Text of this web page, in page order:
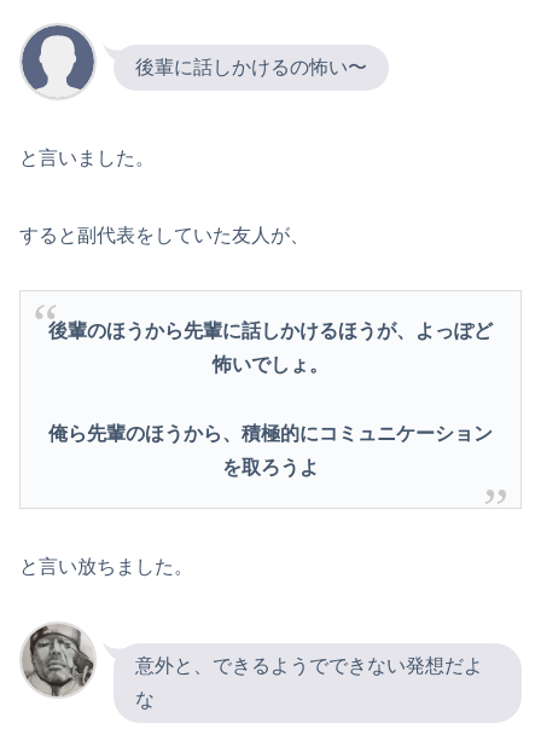
後輩に話しかけるの怖い〜
と言いました。
すると副代表をしていた友人が、
後輩のほうから先輩に話しかけるほうが、よっぽど
怖いでしょ。
俺ら先輩のほうから、積極的にコミュニケーション
を取ろうよ
と言い放ちました。
意外と、できるようでできない発想だよ
な